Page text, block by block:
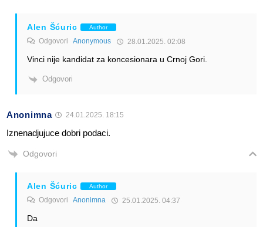
Alen Šćuric Author
Odgovori Anonymous 28.01.2025. 02:08
Vinci nije kandidat za koncesionara u Crnoj Gori.
Odgovori
Anonimna 24.01.2025. 18:15
Iznenadjujuce dobri podaci.
Odgovori
Alen Šćuric Author
Odgovori Anonimna 25.01.2025. 04:37
Da